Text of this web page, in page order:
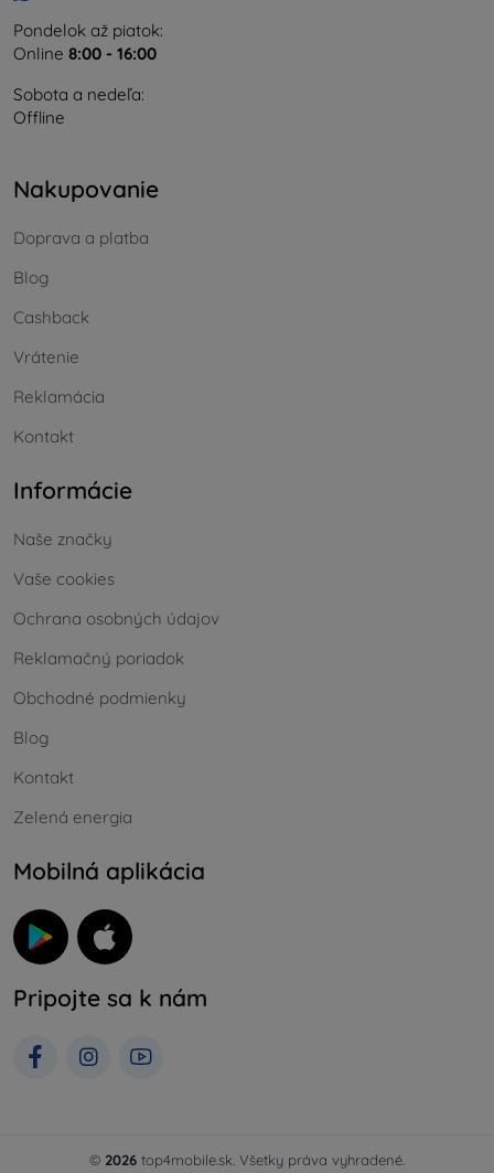
Pondelok až piatok:
Online 8:00 - 16:00
Sobota a nedeľa:
Offline
Nakupovanie
Doprava a platba
Blog
Cashback
Vrátenie
Reklamácia
Kontakt
Informácie
Naše značky
Vaše cookies
Ochrana osobných údajov
Reklamačný poriadok
Obchodné podmienky
Blog
Kontakt
Zelená energia
Mobilná aplikácia
Pripojte sa k nám
© 2026 top4mobile.sk. Všetky práva vyhradené.